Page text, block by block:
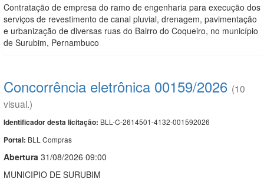
Contratação de empresa do ramo de engenharia para execução dos
serviços de revestimento de canal pluvial, drenagem, pavimentação
e urbanização de diversas ruas do Bairro do Coqueiro, no município
de Surubim, Pernambuco
Concorrência eletrônica 00159/2026 (10
visual.)
Identificador desta licitação: BLL-C-2614501-4132-001592026
Portal: BLL Compras
Abertura 31/08/2026 09:00
MUNICIPIO DE SURUBIM